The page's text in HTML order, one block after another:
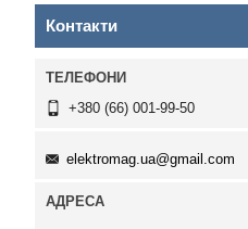
Контакти
+380 (66) 001-99-50
elektromag.ua@gmail.com